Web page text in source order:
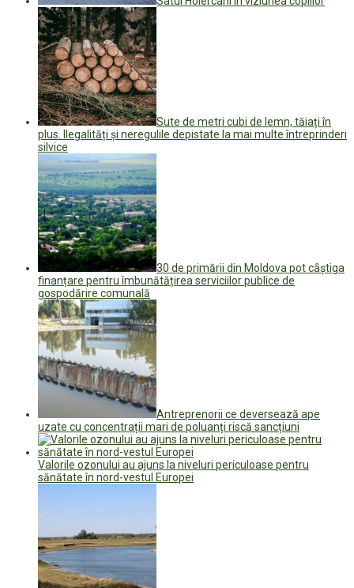
Sute de metri cubi de lemn, tăiați în
plus. Ilegalități și neregulile depistate la mai multe întreprinderi
silvice
30 de primării din Moldova pot câștiga
finanțare pentru îmbunătățirea serviciilor publice de
gospodărire comunală
Antreprenorii ce deversează ape
uzate cu concentrații mari de poluanți riscă sancțiuni
Valorile ozonului au ajuns la niveluri periculoase pentru
sănătate în nord-vestul Europei